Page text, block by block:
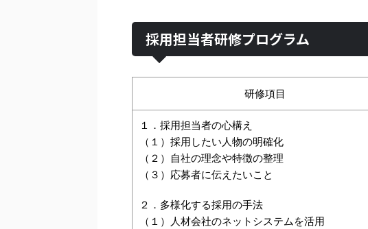
採用担当者研修プログラム
研修項目
１．採用担当者の心構え
（１）採用したい人物の明確化
（２）自社の理念や特徴の整理
（３）応募者に伝えたいこと
２．多様化する採用の手法
（１）人材会社のネットシステムを活用